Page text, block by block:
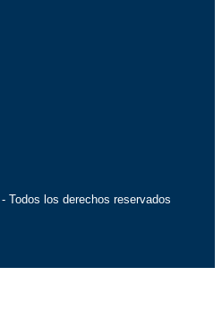
los derechos reservados